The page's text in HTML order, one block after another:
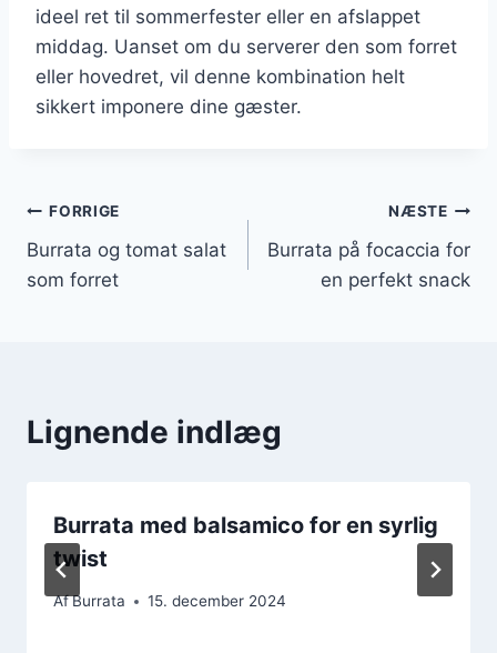
ideel ret til sommerfester eller en afslappet
middag. Uanset om du serverer den som forret
eller hovedret, vil denne kombination helt
sikkert imponere dine gæster.
Indlægsnavigation
FORRIGE
Burrata og tomat salat
som forret
NÆSTE
Burrata på focaccia for
en perfekt snack
Lignende indlæg
Burrata med balsamico for en syrlig
twist
AfBurrata 15. december 2024